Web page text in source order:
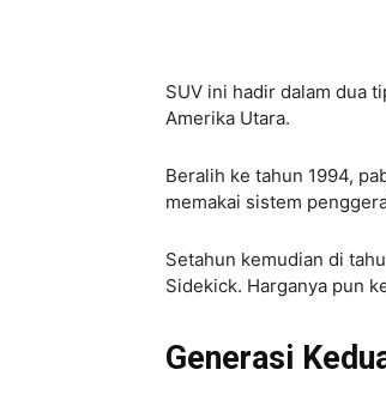
SUV ini hadir dalam dua
Amerika Utara.
Beralih ke tahun 1994,
memakai sistem
Setahun kemudian di
Sidekick. Harganya pun
Generasi